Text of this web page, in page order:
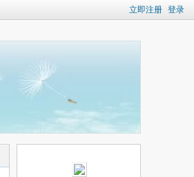
立即注册 登录